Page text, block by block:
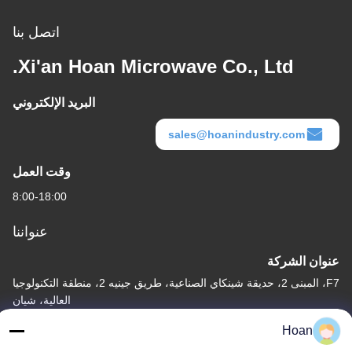
اتصل بنا
Xi'an Hoan Microwave Co., Ltd.
البريد الإلكتروني
sales@hoanindustry.com
وقت العمل
8:00-18:00
عنواننا
عنوان الشركة
F7، المبنى 2، حديقة شينكاي الصناعية، طريق جينيه 2، منطقة التكنولوجيا
العالية، شيان
عنوان المصنع
Hoan